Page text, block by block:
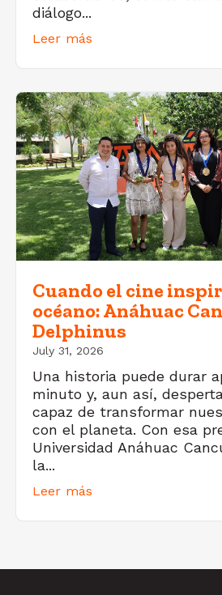
diálogo...
Leer más
Cuando el cine
océano: Anáhuac
Delphinus
July 31, 2026
Una historia puede durar
minuto y, aun así,
capaz de transformar
con el planeta. Con esa
Universidad Anáhuac
la...
Leer más